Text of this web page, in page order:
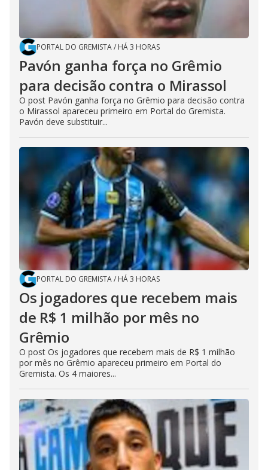
PORTAL DO GREMISTA/ HÁ 3 HORAS
Pavón ganha força no Grêmio
para decisão contra o Mirassol
O post Pavón ganha força no Grêmio para decisão contra
o Mirassol apareceu primeiro em Portal do Gremista.
Pavón deve substituir...
PORTAL DO GREMISTA/ HÁ 3 HORAS
Os jogadores que recebem mais
de R$ 1 milhão por mês no
Grêmio
O post Os jogadores que recebem mais de R$ 1 milhão
por mês no Grêmio apareceu primeiro em Portal do
Gremista. Os 4 maiores...